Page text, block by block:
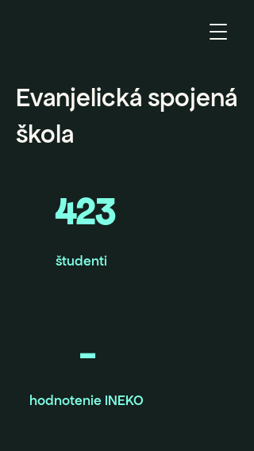
Evanjelická spojená
škola
423
študenti
-
hodnotenie INEKO